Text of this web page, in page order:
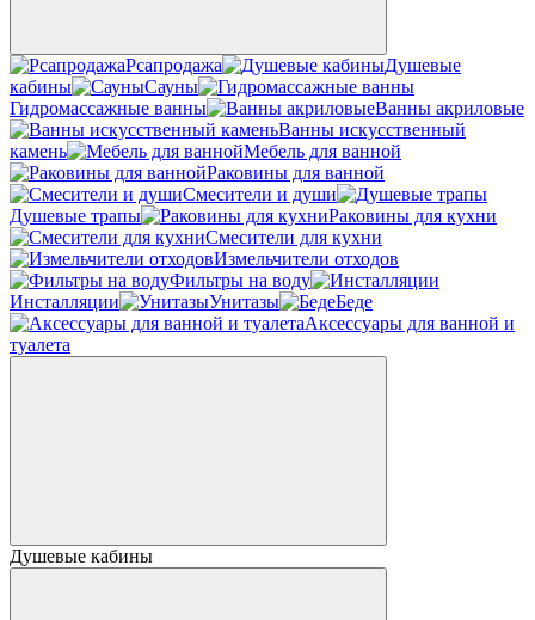
Рсапродажа
Душевые
кабины
Сауны
Гидромассажные ванны
Ванны акриловые
Ванны искусственный
камень
Мебель для ванной
Раковины для ванной
Смесители и души
Душевые трапы
Раковины для кухни
Смесители для кухни
Измельчители отходов
Фильтры на воду
Инсталляции
Унитазы
Беде
Аксессуары для ванной и
туалета
Душевые кабины